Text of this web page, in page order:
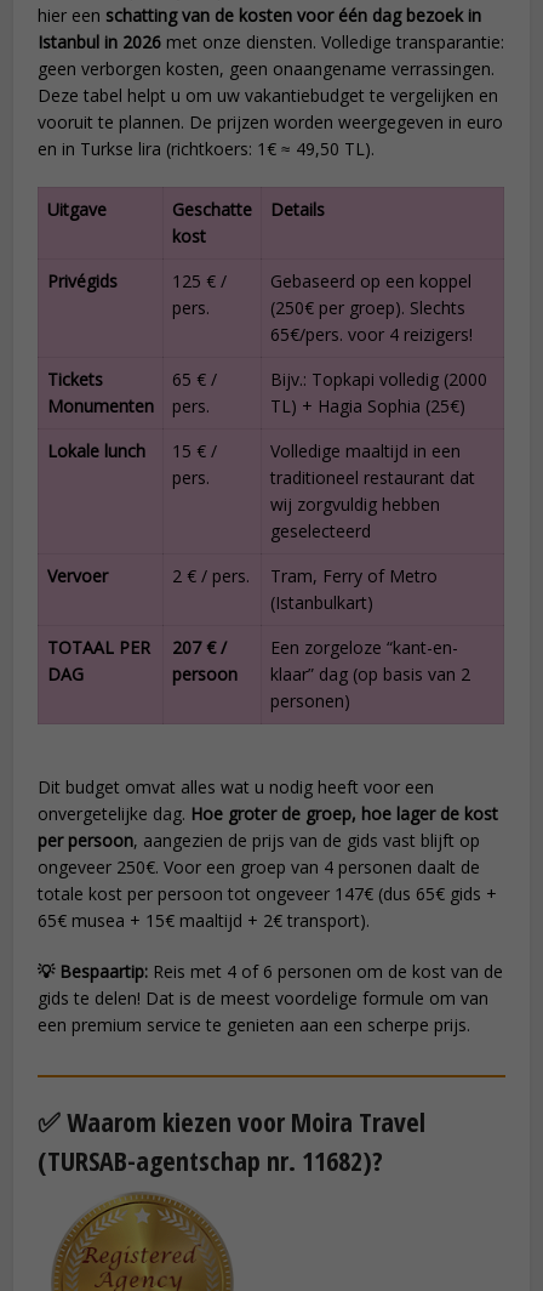
hier een schatting van de kosten voor één dag bezoek in
Istanbul in 2026 met onze diensten. Volledige transparantie:
geen verborgen kosten, geen onaangename verrassingen.
Deze tabel helpt u om uw vakantiebudget te vergelijken en
vooruit te plannen. De prijzen worden weergegeven in euro
en in Turkse lira (richtkoers: 1€ ≈ 49,50 TL).
Uitgave
Geschatte
kost
Details
Privégids
125 € /
pers.
Gebaseerd op een koppel
(250€ per groep). Slechts
65€/pers. voor 4 reizigers!
Tickets
Monumenten
65 € /
pers.
Bijv.: Topkapi volledig (2000
TL) + Hagia Sophia (25€)
Lokale lunch
15 € /
pers.
Volledige maaltijd in een
traditioneel restaurant dat
wij zorgvuldig hebben
geselecteerd
Vervoer
2 € / pers.
Tram, Ferry of Metro
(Istanbulkart)
TOTAAL PER
DAG
207 € /
persoon
Een zorgeloze “kant-en-
klaar” dag (op basis van 2
personen)
Dit budget omvat alles wat u nodig heeft voor een
onvergetelijke dag. Hoe groter de groep, hoe lager de kost
per persoon, aangezien de prijs van de gids vast blijft op
ongeveer 250€. Voor een groep van 4 personen daalt de
totale kost per persoon tot ongeveer 147€ (dus 65€ gids +
65€ musea + 15€ maaltijd + 2€ transport).
💡 Bespaartip: Reis met 4 of 6 personen om de kost van de
gids te delen! Dat is de meest voordelige formule om van
een premium service te genieten aan een scherpe prijs.
✅ Waarom kiezen voor Moira Travel
(TURSAB-agentschap nr. 11682)?